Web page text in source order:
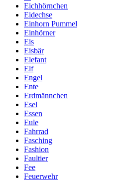
Eichhörnchen
Eidechse
Einhorn Pummel
Einhörner
Eis
Eisbär
Elefant
Elf
Engel
Ente
Erdmännchen
Esel
Essen
Eule
Fahrrad
Fasching
Fashion
Faultier
Fee
Feuerwehr